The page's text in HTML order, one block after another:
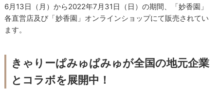
6月13日（月）から2022年7月31日（日）の期間、「妙香園」
各直営店及び「妙香園」オンラインショップにて販売されてい
ます。
きゃりーぱみゅぱみゅが全国の地元企業
とコラボを展開中！